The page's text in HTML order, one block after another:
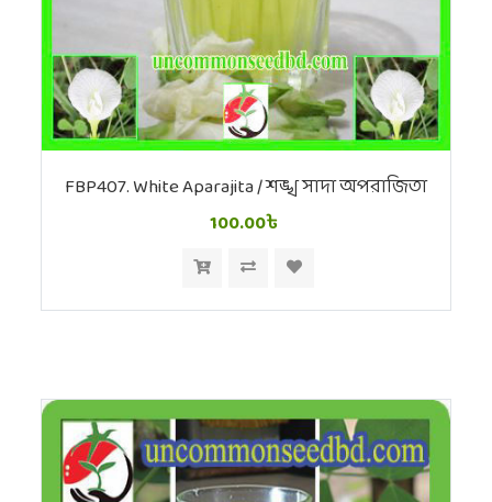
FBP407. White Aparajita / শঙ্খ সাদা অপরাজিতা
100.00৳